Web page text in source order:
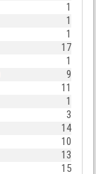
1
1
1
17
1
9
11
1
3
14
10
13
15